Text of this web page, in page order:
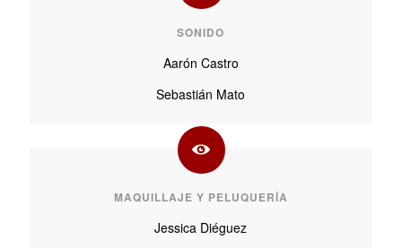
SONIDO
Aarón Castro
Sebastián Mato
MAQUILLAJE Y PELUQUERÍA
Jessica Diéguez